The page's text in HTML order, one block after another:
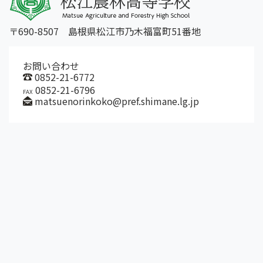
〒690-8507 島根県松江市乃木福富町51番地
お問い合わせ
0852-21-6772
FAX 0852-21-6796
matsuenorinkoko@pref.shimane.lg.jp